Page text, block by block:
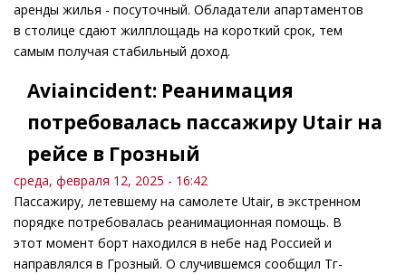
аренды жилья - посуточный. Обладатели апартаментов
в столице сдают жилплощадь на короткий срок, тем
самым получая стабильный доход.
Aviaincident: Реанимация
потребовалась пассажиру Utair на
рейсе в Грозный
среда, февраля 12, 2025 - 16:42
Пассажиру, летевшему на самолете Utair, в экстренном
порядке потребовалась реанимационная помощь. В
этот момент борт находился в небе над Россией и
направлялся в Грозный. О случившемся сообщил Тг-